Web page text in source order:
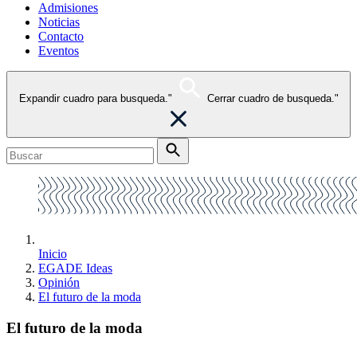
Admisiones
Noticias
Contacto
Eventos
Expandir cuadro para busqueda." Cerrar cuadro de busqueda."
Inicio
EGADE Ideas
Opinión
El futuro de la moda
El futuro de la moda